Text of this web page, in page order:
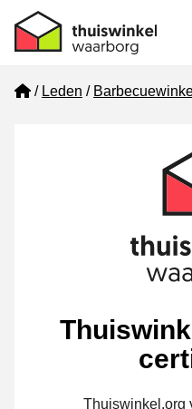
Home
Leden
Thuiswinkel.org